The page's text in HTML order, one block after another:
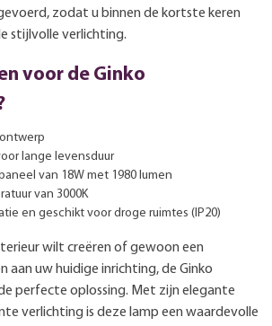
zodat u binnen de kortste keren
stijlvolle verlichting.
voor de Ginko
lange levensduur
van 18W met 1980 lumen
van 3000K
en geschikt voor droge ruimtes (IP20)
wilt creëren of gewoon een
aan uw huidige inrichting, de Ginko
perfecte oplossing. Met zijn elegante
verlichting is deze lamp een waardevolle